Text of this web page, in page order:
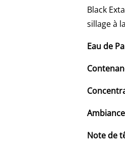
Black
sillage à
Eau de
Note de